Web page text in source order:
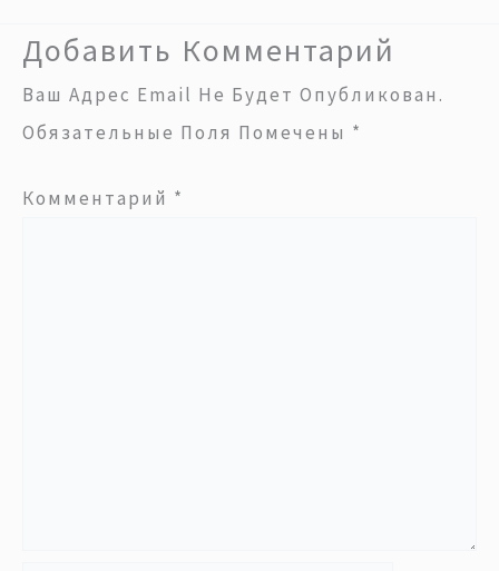
Добавить Комментарий
Ваш Адрес Email Не Будет Опубликован.
Обязательные Поля Помечены *
Комментарий *